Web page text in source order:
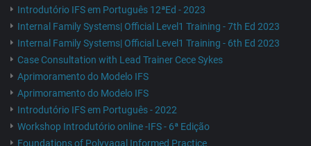
Introdutório IFS em Português 12ªEd - 2023
Internal Family Systems| Official Level1 Training - 7th Ed 2023
Internal Family Systems| Official Level1 Training - 6th Ed 2023
Case Consultation with Lead Trainer Cece Sykes
Aprimoramento do Modelo IFS
Aprimoramento do Modelo IFS
Introdutório IFS em Português - 2022
Workshop Introdutório online -IFS - 6ª Edição
Foundations of Polyvagal Informed Practice